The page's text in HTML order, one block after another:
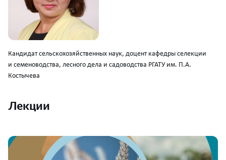
Кандидат сельскохозяйственных наук, доцент кафедры селекции
и семеноводства, лесного дела и садоводства РГАТУ им. П.А.
Костычева
Лекции